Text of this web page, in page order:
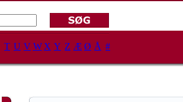
T U V W X Y Z Æ Ø Å #